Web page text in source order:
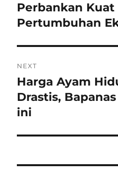
s
t
n
a
v
i
g
r
e
i
s
p
o
Perbankan
Pertumbuhan
NEXT
N
e
x
p
s
Harga Ayam
Drastis,
ini